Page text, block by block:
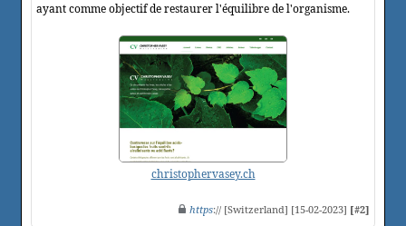
ayant comme objectif de restaurer l'équilibre de l'organisme.
christophervasey.ch
https:// [Switzerland] [15-02-2023] [#2]